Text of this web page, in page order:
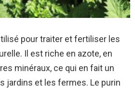
pour traiter et fertiliser les
Il est riche en azote, en
minéraux, ce qui en fait un
jardins et les fermes. Le purin